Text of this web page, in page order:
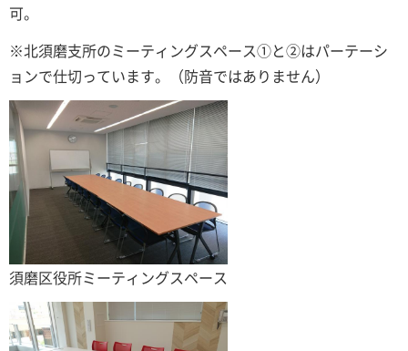
可。
※北須磨支所のミーティングスペース①と②はパーテーシ
ョンで仕切っています。（防音ではありません）
須磨区役所ミーティングスペース